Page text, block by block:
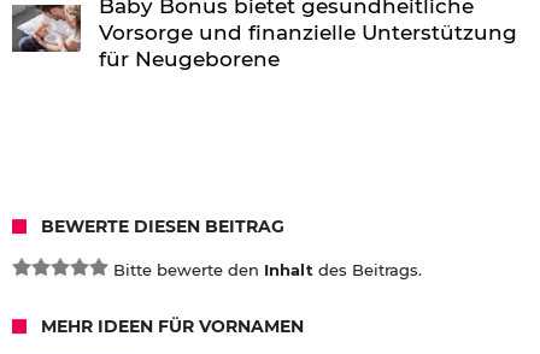
Baby Bonus bietet gesundheitliche
Vorsorge und finanzielle Unterstützung
für Neugeborene
BEWERTE DIESEN BEITRAG
Bitte bewerte den Inhalt des Beitrags.
MEHR IDEEN FÜR VORNAMEN